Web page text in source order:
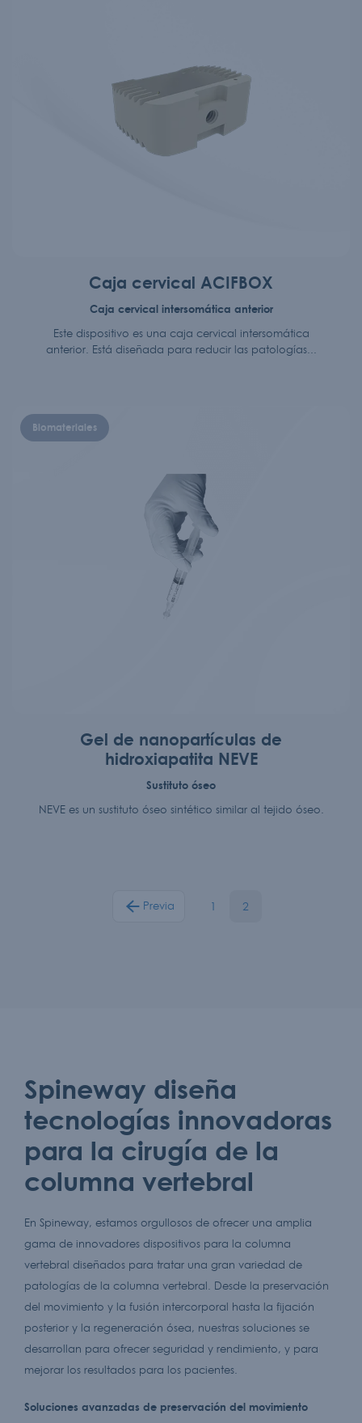
Caja cervical ACIFBOX
Caja cervical intersomática anterior
Este dispositivo es una caja cervical intersomática
anterior. Está diseñada para reducir las patologías...
Biomateriales
Gel de nanopartículas de
hidroxiapatita NEVE
Sustituto óseo
NEVE es un sustituto óseo sintético similar al tejido óseo.
Previa 1 2
Spineway diseña
tecnologías innovadoras
para la cirugía de la
columna vertebral
En Spineway, estamos orgullosos de ofrecer una amplia
gama de innovadores dispositivos para la columna
vertebral diseñados para tratar una gran variedad de
patologías de la columna vertebral. Desde la preservación
del movimiento y la fusión intercorporal hasta la fijación
posterior y la regeneración ósea, nuestras soluciones se
desarrollan para ofrecer seguridad y rendimiento, y para
mejorar los resultados para los pacientes.
Soluciones avanzadas de preservación del movimiento